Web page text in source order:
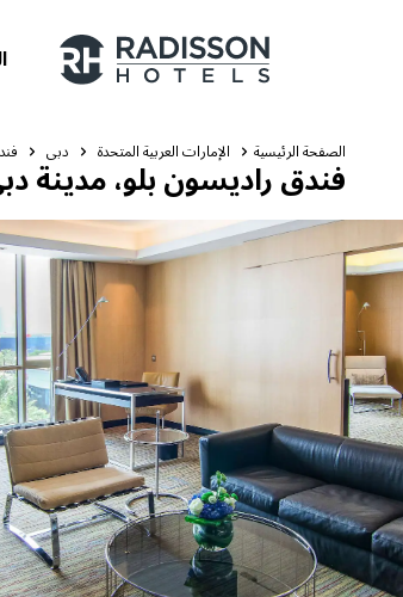
علاماتنا التجارية
علامات فنادق راديسون التجارية
الصفحة الرئيسية الإمارات العربية المتحدة دبي
فندق راديسون بلو، مدينة